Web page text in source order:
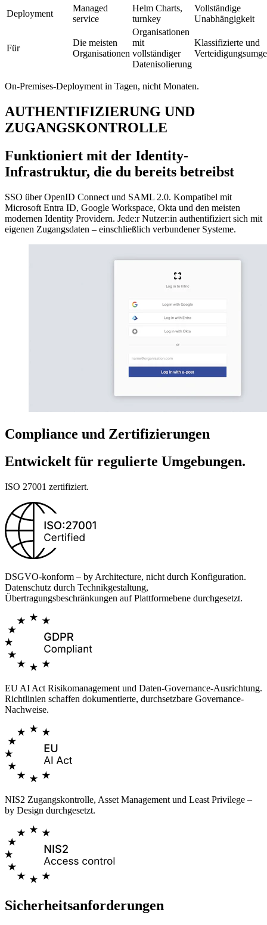
Deployment
Managed
service
Helm Charts,
turnkey
Vollständige
Unabhängigkeit
Für
Die meisten
Organisationen
Organisationen
mit
vollständiger
Datenisolierung
Klassifizierte und
On-Premises-Deployment in Tagen, nicht Monaten.
AUTHENTIFIZIERUNG UND
ZUGANGSKONTROLLE
Funktioniert mit der Identity-
Infrastruktur, die du bereits betreibst
SSO über OpenID Connect und SAML 2.0. Kompatibel mit
Microsoft Entra ID, Google Workspace, Okta und den meisten
modernen Identity Providern. Jede:r Nutzer:in authentifiziert sich mit
eigenen Zugangsdaten – einschließlich verbundener Systeme.
Compliance und Zertifizierungen
Entwickelt für regulierte Umgebungen.
ISO 27001 zertifiziert.
DSGVO-konform – by Architecture, nicht durch Konfiguration.
Datenschutz durch Technikgestaltung,
Übertragungsbeschränkungen auf Plattformebene durchgesetzt.
EU AI Act Risikomanagement und Daten-Governance-Ausrichtung.
Richtlinien schaffen dokumentierte, durchsetzbare Governance-
Nachweise.
NIS2 Zugangskontrolle, Asset Management und Least Privilege –
by Design durchgesetzt.
Sicherheitsanforderungen